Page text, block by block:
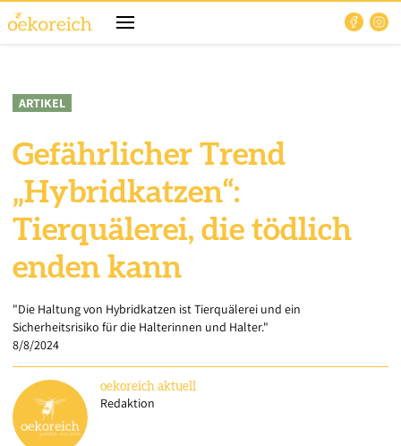
ARTIKEL
Gefährlicher Trend
„Hybridkatzen“:
Tierquälerei, die tödlich
enden kann
"Die Haltung von Hybridkatzen ist Tierquälerei und ein
Sicherheitsrisiko für die Halterinnen und Halter."
8/8/2024
oekoreich aktuell
Redaktion